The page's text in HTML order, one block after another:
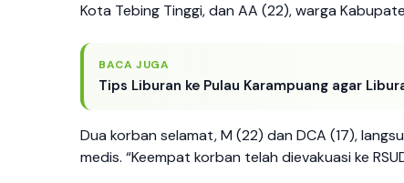
Kota Tebing Tinggi, dan AA (22), warga
BACA JUGA
Tips Liburan ke Pulau Karampuang agar
Dua korban selamat, M (22) dan DCA (17),
medis. “Keempat korban telah dievakuasi ke